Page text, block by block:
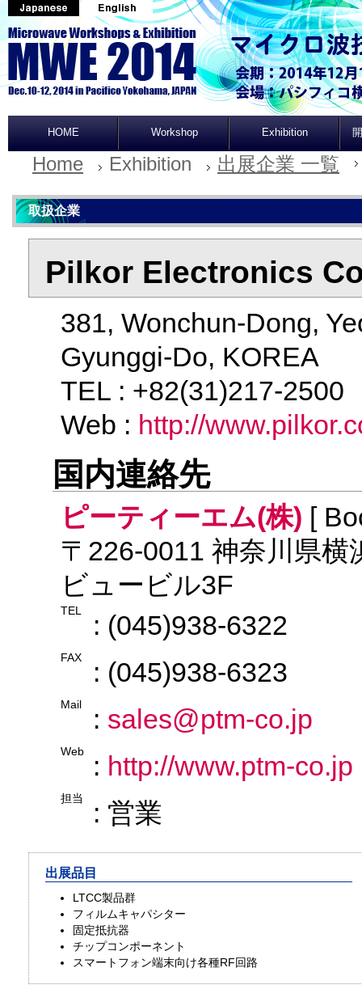
HOME Workshop Exhibition
Home Exhibition 出展企業 一覧
取扱企業
Pilkor Electronics
381, Wonchun-Dong,
Gyunggi-Do, KOREA
TEL : +82(31)217-
Web : http://
国内連絡先
ピーティーエム(株) [
〒226-0011 神奈川県
ビュービル3F
TEL : (045)938-6322
FAX : (045)938-6323
Mail : sales@ptm-co.jp
Web : http://www.ptm-co.jp
担当 : 営業
出展品目
LTCC製品群
フィルムキャパシター
固定抵抗器
チップコンポーネント
スマートフォン端末向け各種RF回路